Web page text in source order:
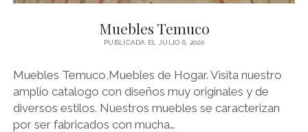
TOCADORES
VELADORES
Muebles Temuco
PUBLICADA EL JULIO 6, 2020
Muebles Temuco,Muebles de Hogar. Visita nuestro
amplio catalogo con diseños muy originales y de
diversos estilos. Nuestros muebles se caracterizan
por ser fabricados con mucha…